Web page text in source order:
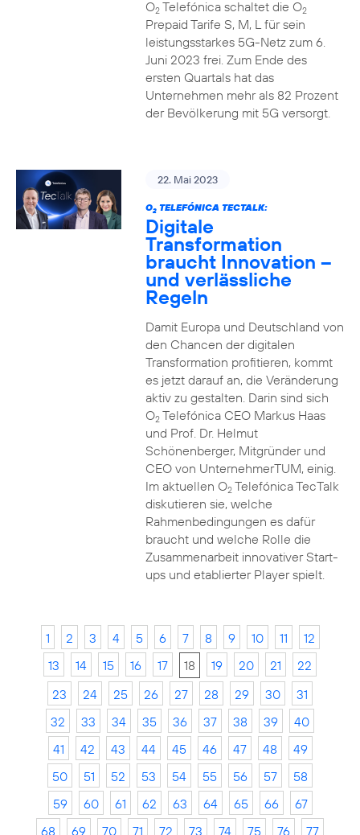
O2Telefónica schaltet die O2
Prepaid Tarife S, M, L für sein
leistungsstarkes 5G-Netz zum 6.
Juni 2023 frei. Zum Ende des
ersten Quartals hat das
Unternehmen mehr als 82 Prozent
der Bevölkerung mit 5G versorgt.
22. Mai 2023
O2TELEFÓNICA TECTALK:
Digitale
Transformation
braucht Innovation –
und verlässliche
Regeln
Damit Europa und Deutschland von
den Chancen der digitalen
Transformation profitieren, kommt
es jetzt darauf an, die Veränderung
aktiv zu gestalten. Darin sind sich
O2Telefónica CEO Markus Haas
und Prof. Dr. Helmut
Schönenberger, Mitgründer und
CEO von UnternehmerTUM, einig.
Im aktuellen O2Telefónica TecTalk
diskutieren sie, welche
Rahmenbedingungen es dafür
braucht und welche Rolle die
Zusammenarbeit innovativer Start-
ups und etablierter Player spielt.
1 2 3 4 5 6 7 8 9 10 11
12
13
14 15 16 17 18 19 20 21
22
23
24 25 26 27 28 29 30
31
32
33 34 35 36 37 38 39
40
41
42 43 44 45 46 47 48
49
50
51 52 53 54 55 56 57
58
59
60 61 62 63 64 65 66
67
68
69 70 71 72 73 74 75 76
77